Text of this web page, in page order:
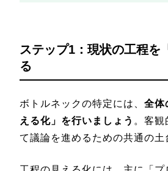
ステップ1：現状の工程を
る
ボトルネックの特定には、 全体
える化」を行いましょう 。客観
て議論を進めるための共通の土